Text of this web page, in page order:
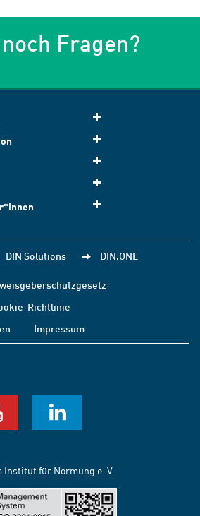
Fragen?
DIN Solutions DIN.ONE
Richtlinie
Impressum
Institut für Normung e. V.